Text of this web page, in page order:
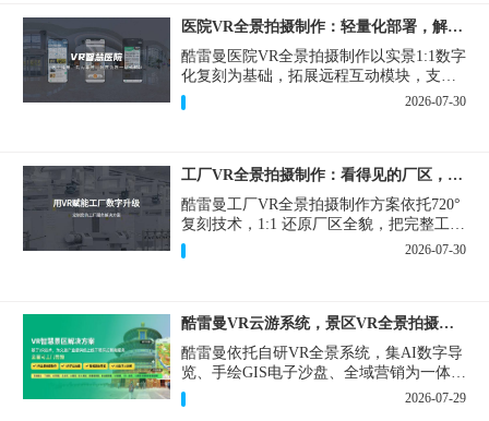
医院VR全景拍摄制作：轻量化部署，解决医患真实痛点
酷雷曼医院VR全景拍摄制作以实景1:1数字
化复刻为基础，拓展远程互动模块，支持
定制，轻量化搭建部署，可挂载在公众
号、官网等线上平台。
2026-07-30
工厂VR全景拍摄制作：看得见的厂区，省下来的成本
酷雷曼工厂VR全景拍摄制作方案依托720°
复刻技术，1:1 还原厂区全貌，把完整工厂
搬进手机、电脑大屏，既是工厂对外拓客
的数字化名片，也是内部管理、人员培训
2026-07-30
酷雷曼VR云游系统，景区VR全景拍摄制作一站式落地
酷雷曼依托自研VR全景系统，集AI数字导
览、手绘GIS电子沙盘、全域营销为一体，
打造从VR全景拍摄制作到成熟VR云游落
地案例。
2026-07-29